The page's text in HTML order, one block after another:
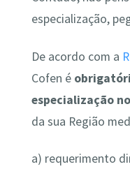
especialização,
De acordo com a
Cofen é
especialização
da sua Região
a) requerimento